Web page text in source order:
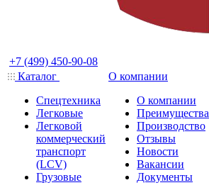
+7 (499) 450-90-08
Каталог
Спецтехника
Легковые
Легковой
коммерческий
транспорт
(LCV)
Грузовые
О компании
О компании
Преимущества
Производство
Отзывы
Новости
Вакансии
Документы